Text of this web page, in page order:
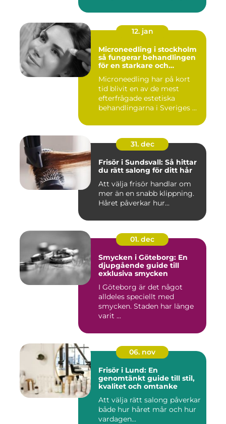
12. jan
Microneedling i stockholm
så fungerar behandlingen
för en starkare och
Microneedling har på kort
tid blivit en av de mest
efterfrågade estetiska
behandlingarna i Sveriges ...
31. dec
Frisör i Sundsvall: Så hittar
du rätt salong för ditt hår
Att välja frisör handlar om
mer än en snabb klippning.
Håret påverkar hur...
01. dec
Smycken i Göteborg: En
djupgående guide till
exklusiva smycken
I Göteborg är det något
alldeles speciellt med
smycken. Staden har länge
varit ...
06. nov
Frisör i Lund: En
genomtänkt guide till stil,
kvalitet och omtanke
Att välja rätt salong påverkar
både hur håret mår och hur
vardagen...